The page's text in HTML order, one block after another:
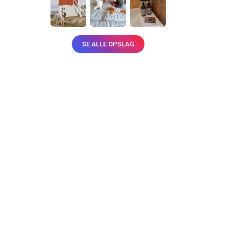
SE ALLE OPSLAG